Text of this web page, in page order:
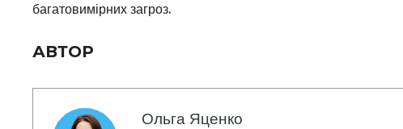
багатовимірних загроз.
АВТОР
Ольга Яценко